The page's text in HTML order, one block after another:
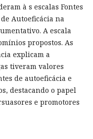
à s escalas Fontes
Autoeficácia na
A escala
propostos. As
explicam a
tiveram valores
de autoeficácia e
destacando o papel
e promotores